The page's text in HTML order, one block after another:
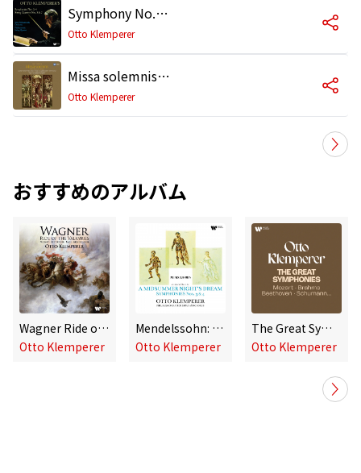
Symphony No. 2: I. Allegro
Otto Klemperer
Missa solemnis, Op. 123: I. Kyrie
Otto Klemperer
おすすめのアルバム
Wagner Ride of the Valkyries - Mozart, Beethoven, Bach, Mendelssohn
Otto Klemperer
Mendelssohn: A Midsummer Night's Dream, Symphonies Nos. 3 "Scottish" & 4 "Italian"
Otto Klemperer
The Great Symphonies: Mozart, Brahms, Beethoven, Schumann...
Otto Klemperer